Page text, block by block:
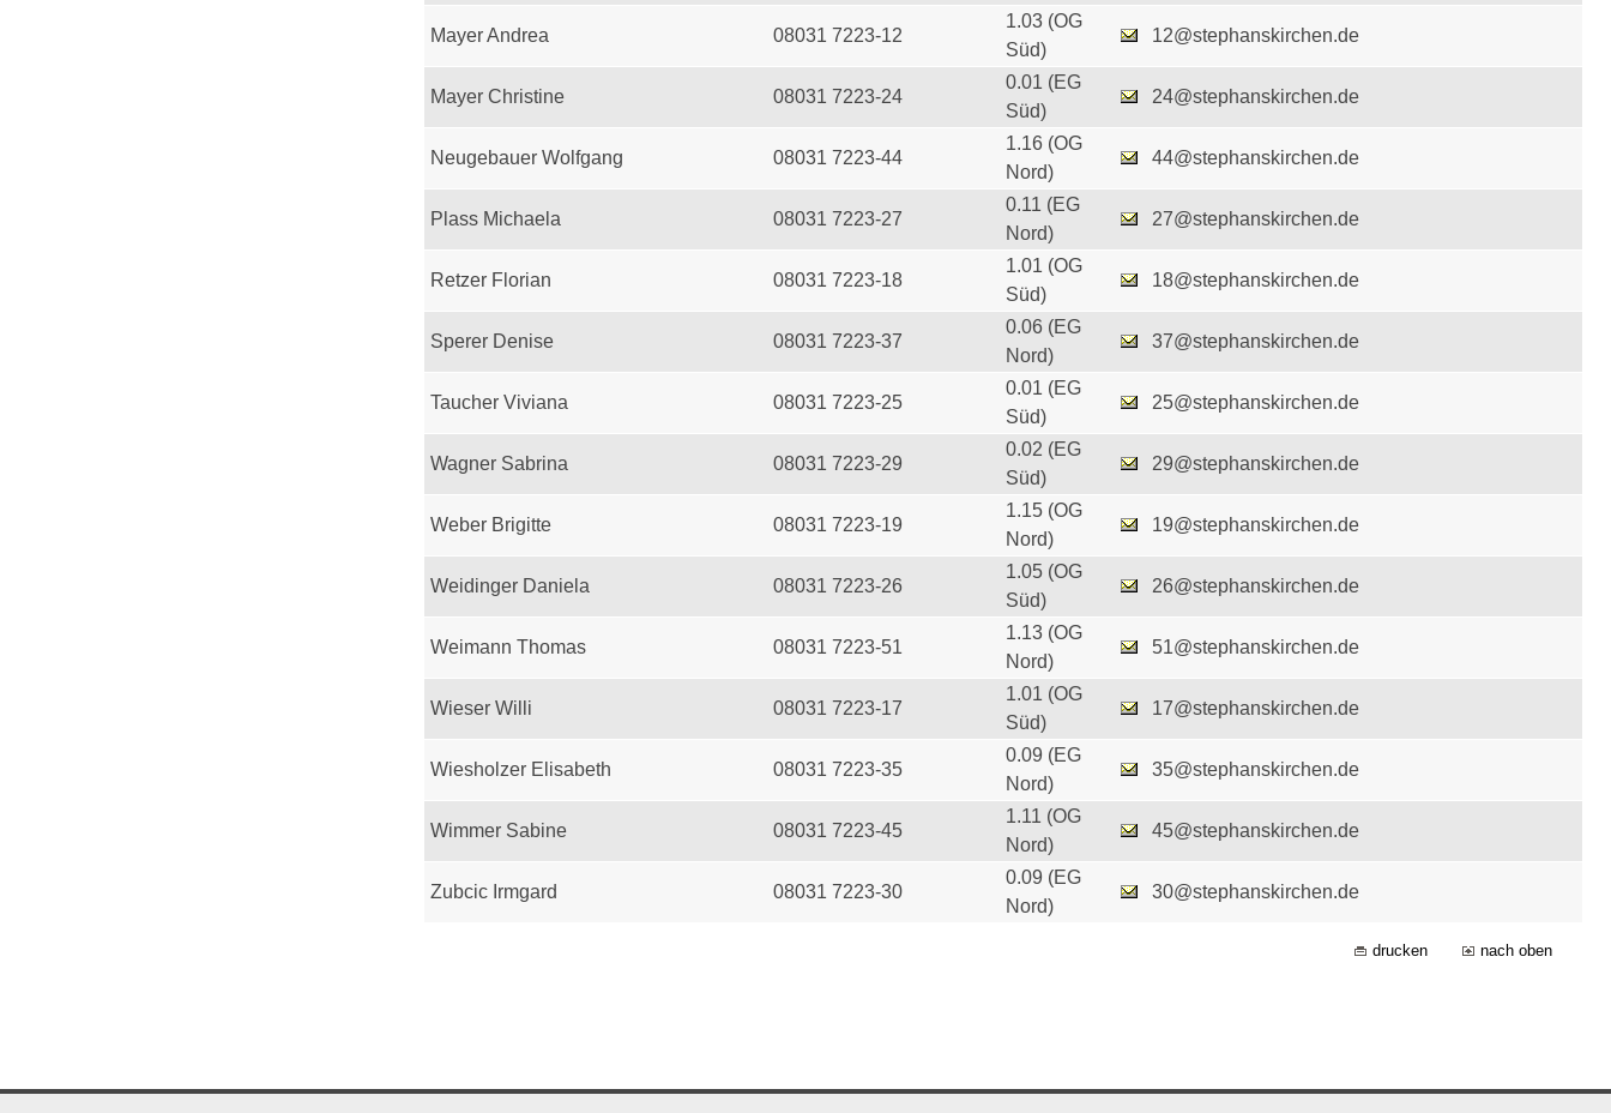
Mayer Andrea 08031 7223-12
1.03 (OG
Süd)
12@stephanskirchen.de
Mayer Christine 08031 7223-24
0.01 (EG
Süd)
24@stephanskirchen.de
Neugebauer Wolfgang 08031 7223-44
1.16 (OG
Nord)
44@stephanskirchen.de
Plass Michaela 08031 7223-27
0.11 (EG
Nord)
27@stephanskirchen.de
Retzer Florian 08031 7223-18
1.01 (OG
Süd)
18@stephanskirchen.de
Sperer Denise 08031 7223-37
0.06 (EG
Nord)
37@stephanskirchen.de
Taucher Viviana 08031 7223-25
0.01 (EG
Süd)
25@stephanskirchen.de
Wagner Sabrina 08031 7223-29
0.02 (EG
Süd)
29@stephanskirchen.de
Weber Brigitte 08031 7223-19
1.15 (OG
Nord)
19@stephanskirchen.de
Weidinger Daniela 08031 7223-26
1.05 (OG
Süd)
26@stephanskirchen.de
Weimann Thomas 08031 7223-51
1.13 (OG
Nord)
51@stephanskirchen.de
Wieser Willi 08031 7223-17
1.01 (OG
Süd)
17@stephanskirchen.de
Wiesholzer Elisabeth 08031 7223-35
0.09 (EG
Nord)
35@stephanskirchen.de
Wimmer Sabine 08031 7223-45
1.11 (OG
Nord)
45@stephanskirchen.de
Zubcic Irmgard 08031 7223-30
0.09 (EG
Nord)
30@stephanskirchen.de
drucken nach oben